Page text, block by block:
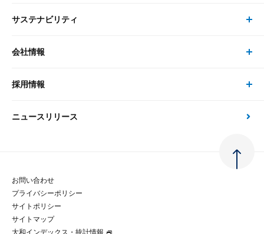
大和総研の強み
先端テクノロジーに基づく新たな価値の創出
政策分析
金融経済教育等
書籍
セミナー トップ
現在受付中のセミナー・イベント
サステナビリティ
サステナビリティの取り組み
次世代社会への貢献
マルチステークホルダー方針
会社情報
会社情報 トップ
会社概要・役員一覧
大和総研の歩み
採用情報
採用情報 トップ
経験者採用
ニュースリリース
お問い合わせ
プライバシーポリシー
サイトポリシー
サイトマップ
大和インデックス・統計情報